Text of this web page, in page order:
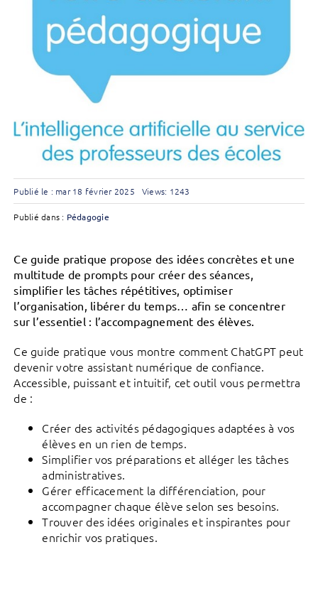
Publié le : mar 18 février 2025 Views: 1243
Publié dans : Pédagogie
Ce guide pratique propose des idées concrètes et une
multitude de prompts pour créer des séances,
simplifier les tâches répétitives, optimiser
l’organisation, libérer du temps… afin se concentrer
sur l’essentiel : l’accompagnement des élèves.
Ce guide pratique vous montre comment ChatGPT peut
devenir votre assistant numérique de confiance.
Accessible, puissant et intuitif, cet outil vous permettra
de :
Créer des activités pédagogiques adaptées à vos
élèves en un rien de temps.
Simplifier vos préparations et alléger les tâches
administratives.
Gérer efficacement la différenciation, pour
accompagner chaque élève selon ses besoins.
Trouver des idées originales et inspirantes pour
enrichir vos pratiques.